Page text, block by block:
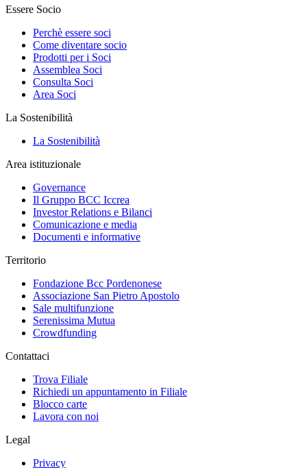
Essere Socio
Perchè essere soci
Come diventare socio
Prodotti per i Soci
Assemblea Soci
Consulta Soci
Area Soci
La Sostenibilità
La Sostenibilità
Area istituzionale
Governance
Il Gruppo BCC Iccrea
Investor Relations e Bilanci
Comunicazione e media
Documenti e informative
Territorio
Fondazione Bcc Pordenonese
Associazione San Pietro Apostolo
Sale multifunzione
Serenissima Mutua
Crowdfunding
Contattaci
Trova Filiale
Richiedi un appuntamento in Filiale
Blocco carte
Lavora con noi
Legal
Privacy